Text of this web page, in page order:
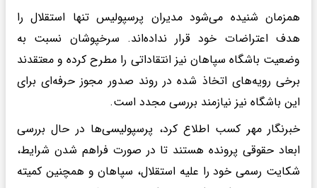
همزمان شنیده می‌شود مدیران پرسپولیس تنها استقلال را
هدف اعتراضات خود قرار نداده‌اند. سرخپوشان نسبت به
وضعیت باشگاه سپاهان نیز انتقاداتی را مطرح کرده و معتقدند
برخی رویه‌های اتخاذ شده در روند صدور مجوز حرفه‌ای برای
این باشگاه نیز نیازمند بررسی مجدد است.
خبرنگار مهر کسب اطلاع کرد، پرسپولیسی‌ها در حال بررسی
ابعاد حقوقی پرونده هستند تا در صورت فراهم شدن شرایط،
شکایت رسمی خود را علیه استقلال، سپاهان و همچنین کمیته